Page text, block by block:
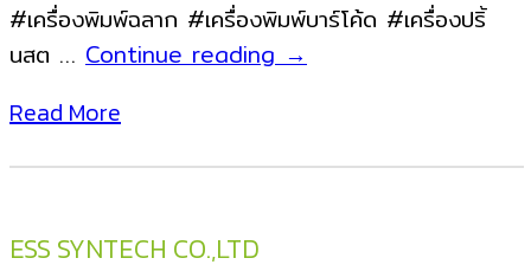
#เครื่องพิมพ์ฉลาก #เครื่องพิมพ์บาร์โค้ด #เครื่องปริ้
นสต … Continue readingเครื่องพิมพ์
เครื่องพิมพ์
→
Read More
ESS SYNTECH CO.,LTD